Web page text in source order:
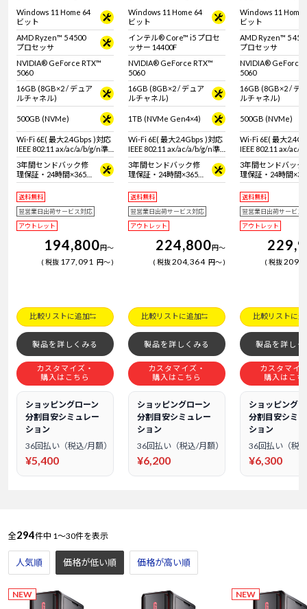
のミニタワー型デスクトッ
プPC。※モニタ・マウス・
キーボードは別売りです。
Windows 11 Home 64
ビット
AMD Ryzen™ 5 4500
プロセッサ
NVIDIA® GeForce RTX™
5060
16GB (8GB×2 / デュア
ルチャネル)
500GB (NVMe)
Wi-Fi 6E( 最大2.4Gbps )対応
IEEE 802.11 ax/ac/a/b/g/n準
拠 ＋ Bluetooth 5内蔵
3年間センドバック修
理保証・24時間×365
日電話サポート
送料無料
翌営業日出荷サービス対応
アウトレット
194,800円～
税抜 177,091 円～
比較リストに追加
製品を詳しくみる
カスタマイズ・
購入はこちら
ショッピングローン
分割目安シミュレー
ション
36回払い（税込/月額）
¥5,400
ッサー 14400F と GeForce
RTX 5060搭載のミニタワー
型デスクトップPC。※モニ
タ・マウス・キーボードは
別売りです。
Windows 11 Home 64
ビット
インテル® Core™ i5 プロセ
ッサー 14400F
NVIDIA® GeForce RTX™
5060
16GB (8GB×2 / デュア
ルチャネル)
1TB (NVMe Gen4×4)
Wi-Fi 6E( 最大2.4Gbps )対応
IEEE 802.11 ax/ac/a/b/g/n準
拠 ＋ Bluetooth 5内蔵
3年間センドバック修
理保証・24時間×365
日電話サポート
送料無料
翌営業日出荷サービス対応
アウトレット
224,800円～
税抜204,364 円～
比較リストに追加
製品を詳しくみる
カスタマイズ・
購入はこちら
ショッピングローン
分割目安シミュレー
ション
36回払い（税込/月額）
¥6,200
マウス、キーボー
ドセット。周辺機
だわりたい方にオ
セットモデル。
Windows 11 Home
ビット
AMD Ryzen™ 5
プロセッサ
NVIDIA® GeForce
5060
16GB (8GB×2 / デ
ルチャネル)
500GB (NVMe)
Wi-Fi 6E( 最大
IEEE 802.11 ax/ac/
拠 ＋ Bluetooth 5
3年間センドバック
理保証・24時間
日電話サポート
送料無料
翌営業日出荷サービス
アウトレット
税抜
比較リストに追
製品を詳しく
カスタマイ
購入はこち
ショッピング
分割目安シミ
ション
36回払い（税
¥6,300
全294件中 1～30件を表示
人気順 価格が低い順 価格が高い順
NEW NEW